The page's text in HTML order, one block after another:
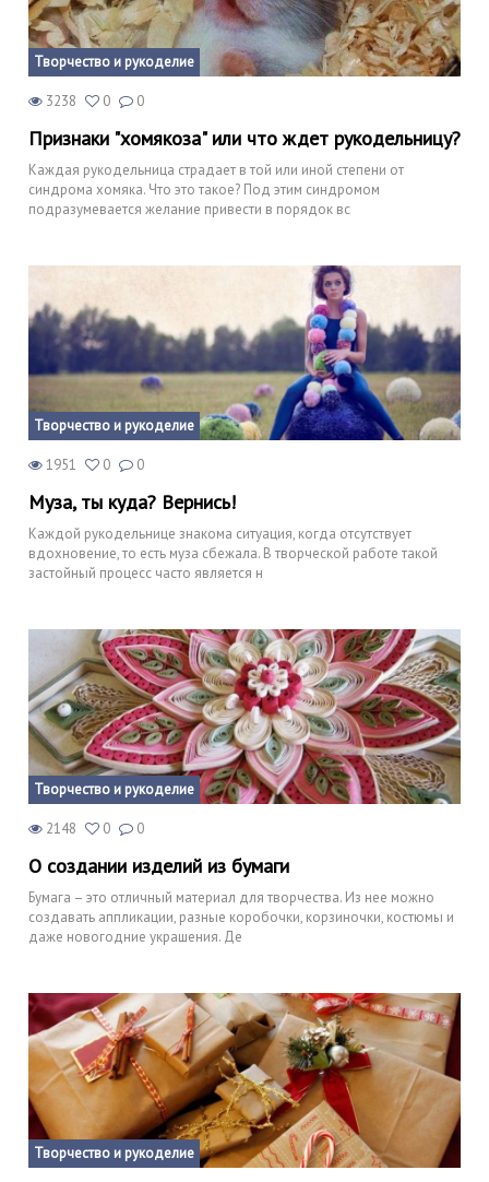
Творчество и рукоделие
3238 0 0
Признаки "хомякоза" или что ждет рукодельницу?
Каждая рукодельница страдает в той или иной степени от
синдрома хомяка. Что это такое? Под этим синдромом
подразумевается желание привести в порядок вс
Творчество и рукоделие
1951 0 0
Муза, ты куда? Вернись!
Каждой рукодельнице знакома ситуация, когда отсутствует
вдохновение, то есть муза сбежала. В творческой работе такой
застойный процесс часто является н
Творчество и рукоделие
2148 0 0
О создании изделий из бумаги
Бумага – это отличный материал для творчества. Из нее можно
создавать аппликации, разные коробочки, корзиночки, костюмы и
даже новогодние украшения. Де
Творчество и рукоделие